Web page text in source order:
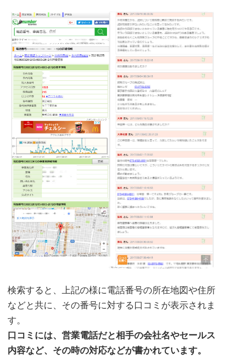
検索すると、上記の様に電話番号の所在地図や住所
などと共に、その番号に対する口コミが表示されま
す。
口コミには、営業電話だと相手の会社名やセールス
内容など、その時の対応などが書かれています。